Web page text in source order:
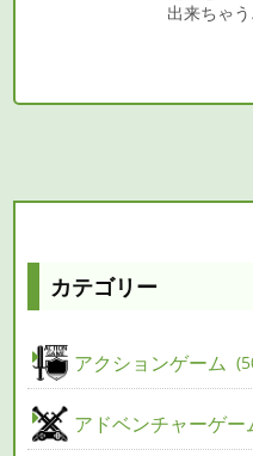
出来ちゃう
カテゴリー
アクションゲーム
アドベンチャーゲー